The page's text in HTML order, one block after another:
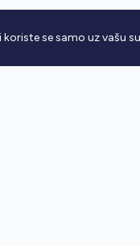
se samo uz vašu